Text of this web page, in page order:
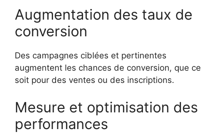
Augmentation des taux de
conversion
Des campagnes ciblées et pertinentes
augmentent les chances de conversion, que ce
soit pour des ventes ou des inscriptions.
Mesure et optimisation des
performances